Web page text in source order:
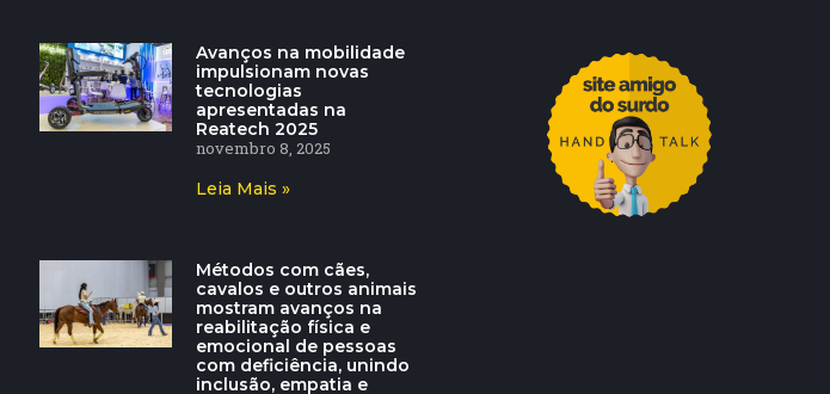
Avanços na mobilidade
impulsionam novas
tecnologias
apresentadas na
Reatech 2025
novembro 8, 2025
Leia Mais »
Métodos com cães,
cavalos e outros animais
mostram avanços na
reabilitação física e
emocional de pessoas
com deficiência, unindo
inclusão, empatia e